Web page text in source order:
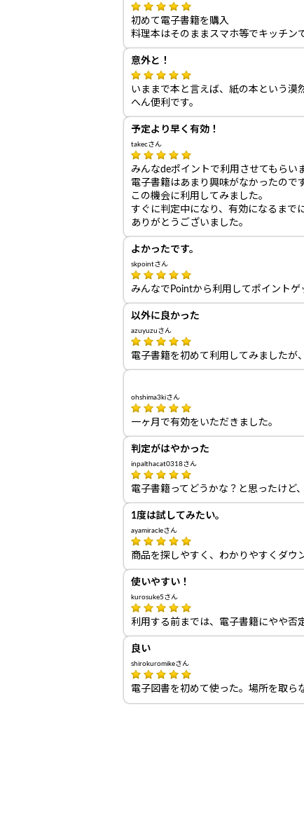
初めて電子書籍を購入
料理本はそのままスマホ等でキッチン
意外と！
いままで本と言えば、紙の本という漠
へん便利です。
予定より早く有効！
takecさん
みんなdeポイントで利用させてもらい
電子書籍はあまり興味がなかったので
この機会に利用してみました。
すぐに判定中になり、有効になるまで
ありがとうございました。
よかったです。
skpointさん
みんなでPointから利用してポイントゲ
以外に良かった
azuyuzuさん
電子書籍を初めて利用してみましたが
ohshima3kiさん
一ヶ月で有効をいただきました。
判定がはやかった
inpalthacat0318さん
電子書籍ってどうかな？と思ったけど
1度は試してみたい。
ayamiracleさん
商品を探しやすく、わかりやすくダウ
使いやすい！
kurosuke5さん
利用する前までは、電子書籍にやや否
良い
shirokuromikeさん
電子図書を初めて使った。場所を取ら